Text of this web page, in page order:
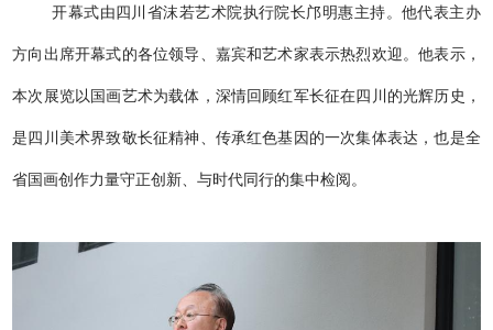
开幕式由四川省沫若艺术院执行院长邝明惠主持。他代表主办
方向出席开幕式的各位领导、嘉宾和艺术家表示热烈欢迎。他表示，
本次展览以国画艺术为载体，深情回顾红军长征在四川的光辉历史，
是四川美术界致敬长征精神、传承红色基因的一次集体表达，也是全
省国画创作力量守正创新、与时代同行的集中检阅。